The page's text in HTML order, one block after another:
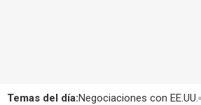
Temas del día:Negociaciones con EE.UU.